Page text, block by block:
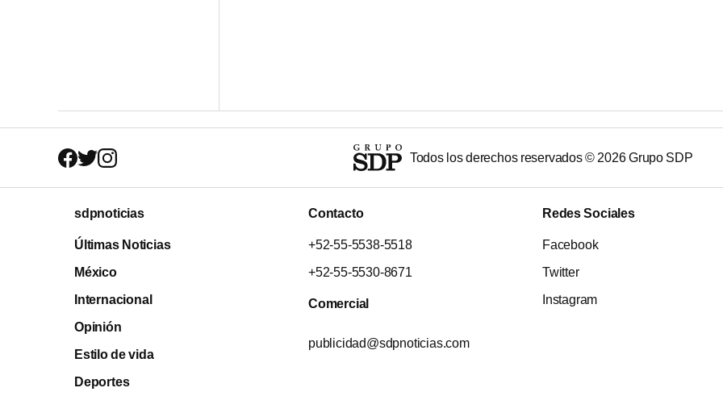
Todos los derechos reservados © 2026Grupo SDP
sdpnoticias
Últimas Noticias
México
Internacional
Opinión
Estilo de vida
Deportes
Contacto
+52-55-5538-5518
+52-55-5530-8671
Comercial
publicidad@sdpnoticias.com
Redes Sociales
Facebook
Twitter
Instagram